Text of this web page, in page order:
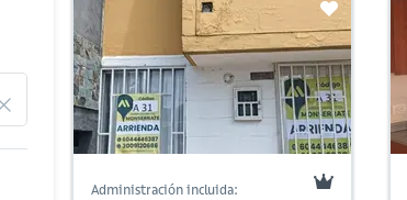
Administración incluida: